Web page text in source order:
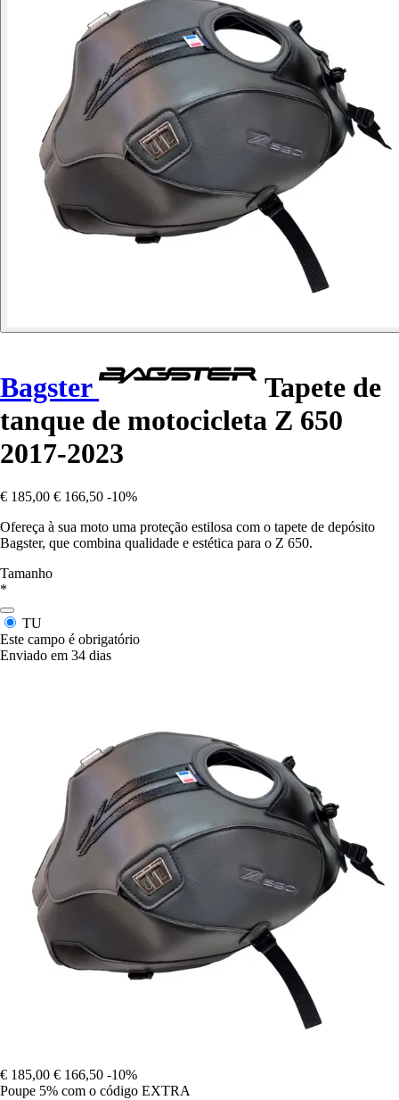
Bagster
Tapete de
tanque de motocicleta Z 650
2017-2023
€ 185,00 € 166,50 -10%
Ofereça à sua moto uma proteção estilosa com o tapete de depósito
Bagster, que combina qualidade e estética para o Z 650.
Tamanho
*
TU
Este campo é obrigatório
Enviado em 34 dias
€ 185,00 € 166,50 -10%
Poupe 5% com o código EXTRA